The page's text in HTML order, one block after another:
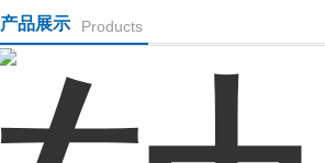
产品展示 Products